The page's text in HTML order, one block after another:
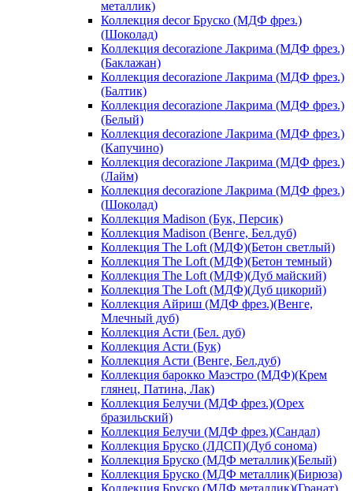
металлик)
Коллекция decor Бруско (МДФ фрез.)
(Шоколад)
Коллекция decorazione Лакрима (МДФ фрез.)
(Баклажан)
Коллекция decorazione Лакрима (МДФ фрез.)
(Балтик)
Коллекция decorazione Лакрима (МДФ фрез.)
(Белый)
Коллекция decorazione Лакрима (МДФ фрез.)
(Капучино)
Коллекция decorazione Лакрима (МДФ фрез.)
(Лайм)
Коллекция decorazione Лакрима (МДФ фрез.)
(Шоколад)
Коллекция Madison (Бук, Персик)
Коллекция Madison (Венге, Бел.дуб)
Коллекция The Loft (МДФ)(Бетон светлый)
Коллекция The Loft (МДФ)(Бетон темный)
Коллекция The Loft (МДФ)(Дуб майский)
Коллекция The Loft (МДФ)(Дуб цикорий)
Коллекция Айриш (МДФ фрез.)(Венге,
Млечный дуб)
Коллекция Асти (Бел. дуб)
Коллекция Асти (Бук)
Коллекция Асти (Венге, Бел.дуб)
Коллекция барокко Маэстро (МДФ)(Крем
глянец, Патина, Лак)
Коллекция Белучи (МДФ фрез.)(Орех
бразильский)
Коллекция Белучи (МДФ фрез.)(Сандал)
Коллекция Бруско (ЛДСП)(Дуб сонома)
Коллекция Бруско (МДФ металлик)(Белый)
Коллекция Бруско (МДФ металлик)(Бирюза)
Коллекция Бруско (МДФ металлик)(Гранат)